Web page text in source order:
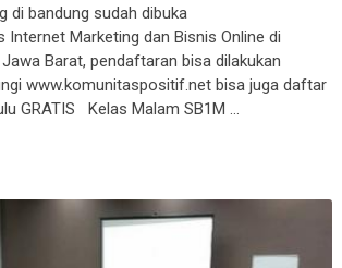
di bandung sudah dibuka
Internet Marketing dan Bisnis Online di
Barat, pendaftaran bisa dilakukan
www.komunitaspositif.net bisa juga daftar
GRATIS Kelas Malam SB1M …